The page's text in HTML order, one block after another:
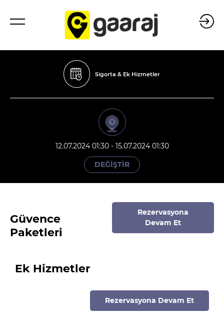
Sigorta & Ek Hizmetler
12.07.2024 01:30 - 15.07.2024 01:30
DEĞİŞTİR
Güvence
Paketleri
Rezervasyona
Devam Et
Ek Hizmetler
Rezervasyona Devam Et